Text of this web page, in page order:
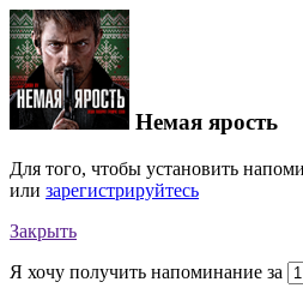
Немая ярость
Для того, чтобы установить
или зарегистрируйтесь
Закрыть
Я хочу получить напоминание за